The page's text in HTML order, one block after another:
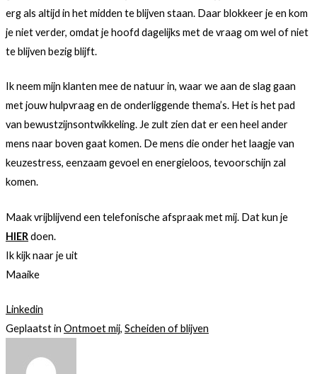
erg als altijd in het midden te blijven staan. Daar blokkeer je en kom
je niet verder, omdat je hoofd dagelijks met de vraag om wel of niet
te blijven bezig blijft.
Ik neem mijn klanten mee de natuur in, waar we aan de slag gaan
met jouw hulpvraag en de onderliggende thema’s. Het is het pad
van bewustzijnsontwikkeling. Je zult zien dat er een heel ander
mens naar boven gaat komen. De mens die onder het laagje van
keuzestress, eenzaam gevoel en energieloos, tevoorschijn zal
komen.
Maak vrijblijvend een telefonische afspraak met mij. Dat kun je
HIERdoen.
Ik kijk naar je uit
Maaike
Linkedin
Geplaatst in Ontmoet mij, Scheiden of blijven